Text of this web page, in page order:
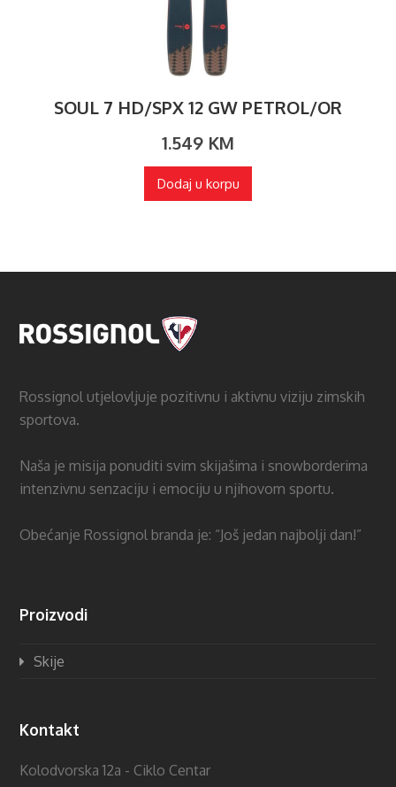
SOUL 7 HD/SPX 12 GW PETROL/OR
1.549 KM
Dodaj u korpu
Rossignol utjelovljuje pozitivnu i aktivnu viziju zimskih
sportova.
Naša je misija ponuditi svim skijašima i snowborderima
intenzivnu senzaciju i emociju u njihovom sportu.
Obećanje Rossignol branda je: “Još jedan najbolji dan!”
Proizvodi
Skije
Kontakt
Kolodvorska 12a - Ciklo Centar